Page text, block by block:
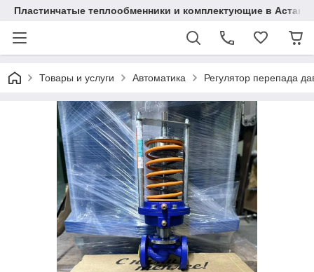
Пластинчатые теплообменники и комплектующие в Астане
Товары и услуги Автоматика Регулятор перепада